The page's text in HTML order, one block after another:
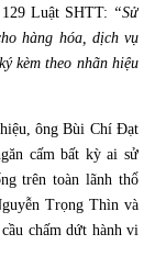
Luật SHTT: “Sử
hàng hóa, dịch vụ
kèm theo nhãn hiệu
ông Bùi Chí Đạt
cấm bất kỳ ai sử
trên toàn lãnh thổ
Trọng Thìn và
chấm dứt hành vi